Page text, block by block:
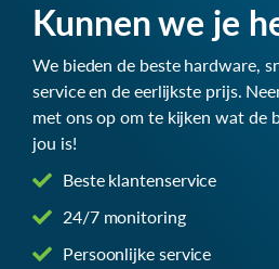
Kunnen we je
We bieden de beste hardware,
service en de eerlijkste prijs.
met ons op om te kijken wat de
jou is!
Beste klantenservice
24/7 monitoring
Persoonlijke service